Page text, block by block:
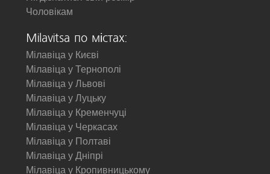
Чоловікам
Milavitsa по містах:
Мілавіца у Києві
Мілавіца у Тернополі
Мілавіца у Львові
Мілавіца у Луцьку
Мілавіца у Кременчуці
Мілавіца у Черкасах
Мілавіца у Полтаві
Мілавіца у Дніпрі
Мілавіца у Кропивницькому